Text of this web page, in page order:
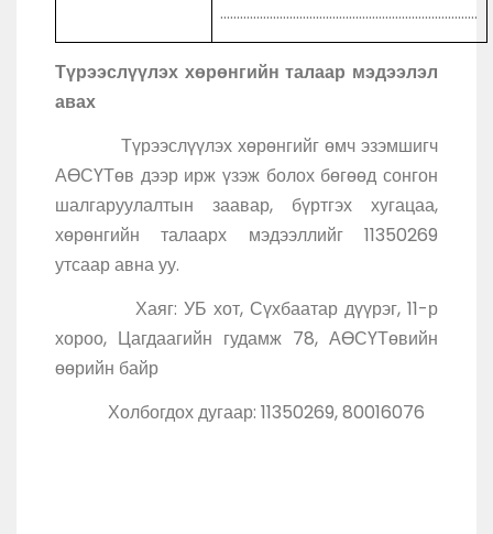
..............................................................................
Түрээслүүлэх хөрөнгийн талаар мэдээлэл
авах
Түрээслүүлэх хөрөнгийг өмч эзэмшигч
АӨСҮТөв дээр ирж үзэж болох бөгөөд сонгон
шалгаруулалтын заавар, бүртгэх хугацаа,
хөрөнгийн талаарх мэдээллийг 11350269
утсаар авна уу.
Хаяг: УБ хот, Сүхбаатар дүүрэг, 11-р
хороо, Цагдаагийн гудамж 78, АӨСҮТөвийн
өөрийн байр
Холбогдох дугаар: 11350269, 80016076